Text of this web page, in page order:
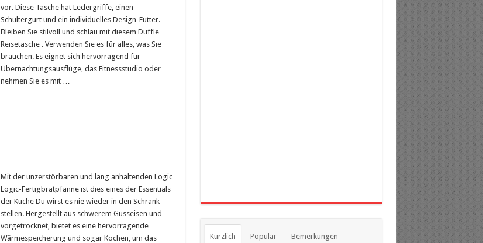
vor. Diese Tasche hat Ledergriffe, einen
Schultergurt und ein individuelles Design-Futter.
Bleiben Sie stilvoll und schlau mit diesem Duffle
Reisetasche . Verwenden Sie es für alles, was Sie
brauchen. Es eignet sich hervorragend für
Übernachtungsausflüge, das Fitnessstudio oder
nehmen Sie es mit …
Mit der unzerstörbaren und lang anhaltenden Logic
Logic-Fertigbratpfanne ist dies eines der Essentials
der Küche Du wirst es nie wieder in den Schrank
stellen. Hergestellt aus schwerem Gusseisen und
vorgetrocknet, bietet es eine hervorragende
Wärmespeicherung und sogar Kochen, um das
Kürzlich Popular Bemerkungen